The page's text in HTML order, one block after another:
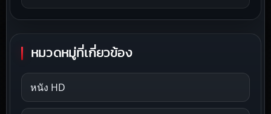
หมวดหมู่ที่เกี่ยวข้อง
หนัง HD